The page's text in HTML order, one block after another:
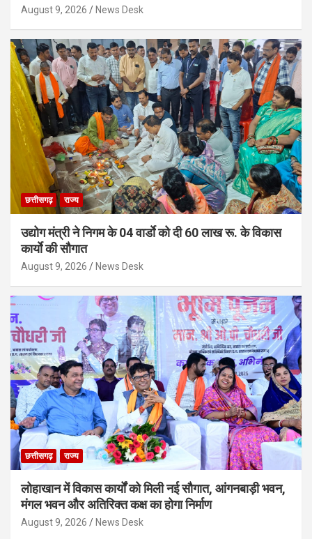
August 9, 2026 News Desk
छत्तीसगढ़ राज्य
उद्योग मंत्री ने निगम के 04 वार्डाे को दी 60 लाख रू. के विकास
कार्याे की सौगात
August 9, 2026 News Desk
छत्तीसगढ़ राज्य
लोहाखान में विकास कार्यों को मिली नई सौगात, आंगनबाड़ी भवन,
मंगल भवन और अतिरिक्त कक्ष का होगा निर्माण
August 9, 2026 News Desk